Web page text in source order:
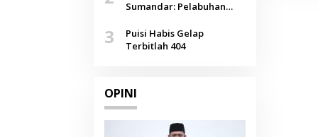
Agustus
Sumandar: Pelabuhan
Selendang Benang Merah
Lombang
3
Puisi Habis Gelap
Terbitlah 404
OPINI